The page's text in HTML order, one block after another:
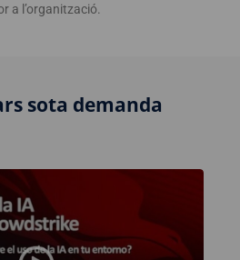
a l’organització.
sota demanda